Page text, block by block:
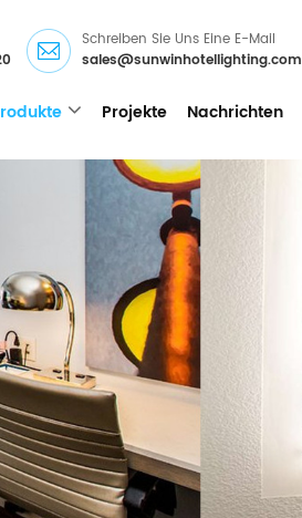
Schreiben Sie Uns Eine E-Mail
sales@sunwinhotellighting.com
Projekte Nachrichten